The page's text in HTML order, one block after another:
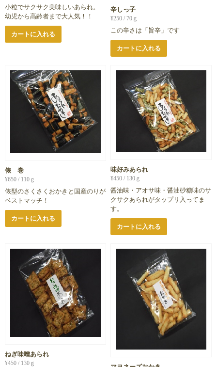
小粒でサクサク美味しいあられ。
幼児から高齢者まで大人気！！
カートに入れる
辛しっ子
¥250 / 70ｇ
この辛さは「旨辛」です
カートに入れる
俵 巻
¥650 / 110ｇ
俵型のさくさくおかきと国産のりが
ベストマッチ！
カートに入れる
味好みあられ
¥450 / 130ｇ
醤油味・アオサ味・醤油砂糖味のサ
クサクあられがタップリ入ってま
す。
カートに入れる
ねぎ味噌あられ
¥450 / 130ｇ